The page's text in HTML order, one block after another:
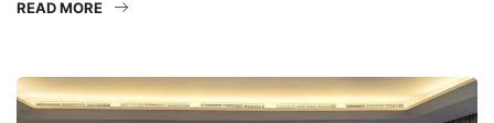
READ MORE